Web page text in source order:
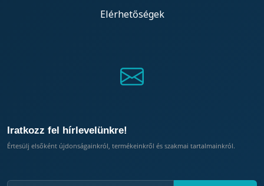
Elérhetőségek
Iratkozz fel hírlevelünkre!
Értesülj elsőként újdonságainkról, termékeinkről és szakmai tartalmainkról.